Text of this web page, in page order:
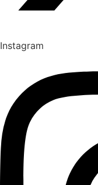
Instagram